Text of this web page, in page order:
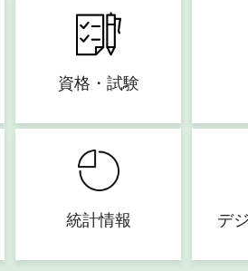
資格・試験
統計情報 デ